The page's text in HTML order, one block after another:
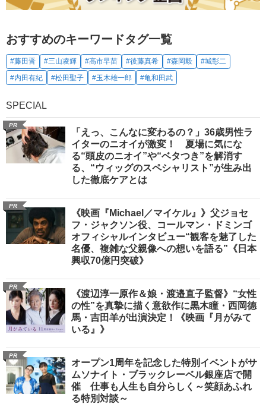
おすすめのキーワードタグ一覧
#藤田晋 #三山凌輝 #高市早苗 #後藤真希 #森岡毅
#城彰二
#内田有紀
#松田聖子 #玉木雄一郎 #亀和田武
SPECIAL
PR
「えっ、こんなに変わるの？」36歳男性ラ
イターのニオイが激変！ 夏場に気にな
る“頭皮のニオイ”や“ベタつき”を解消す
る、“ウィッグのスペシャリスト”が生み出
した徹底ケアとは
PR
《映画『Michael／マイケル』》父ジョセ
フ・ジャクソン役、コールマン・ドミンゴ
オフィシャルインタビュー“観客を魅了した
名優、複雑な父親像への想いを語る”《日本
興収70億円突破》
PR
《渡辺淳一原作＆娘・渡邉直子監督》“女性
の性”を真摯に描く意欲作に黒木瞳・西岡德
馬・吉田羊が出演決定！《映画『月がみて
いる』》
PR
オープン1周年を記念した特別イベントがサ
ムソナイト・ブラックレーベル銀座店で開
催 仕事も人生も自分らしく～笑顔あふれ
る特別対談～